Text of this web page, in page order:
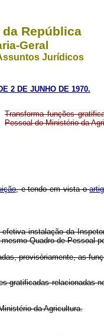
República
Geral
Jurídicos
2 DE JUNHO DE 1970.
Transforma funções
Pessoal do Ministério da
, e tendo em vista o
instalação da
Quadro de Pessoal
provisòriamente, as
gratificadas relacionadas
da Agricultura.